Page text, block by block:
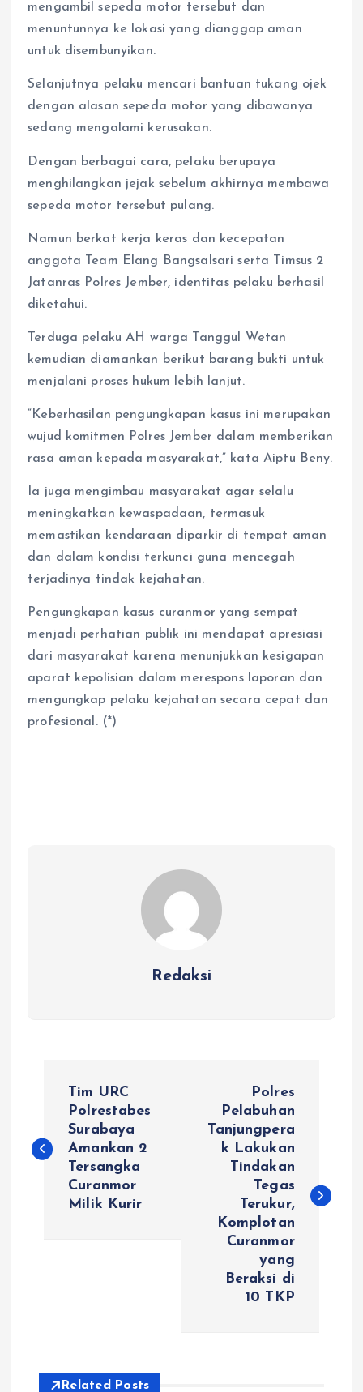
mengambil sepeda motor tersebut dan
menuntunnya ke lokasi yang dianggap aman
untuk disembunyikan.
Selanjutnya pelaku mencari bantuan tukang ojek
dengan alasan sepeda motor yang dibawanya
sedang mengalami kerusakan.
Dengan berbagai cara, pelaku berupaya
menghilangkan jejak sebelum akhirnya membawa
sepeda motor tersebut pulang.
Namun berkat kerja keras dan kecepatan
anggota Team Elang Bangsalsari serta Timsus 2
Jatanras Polres Jember, identitas pelaku berhasil
diketahui.
Terduga pelaku AH warga Tanggul Wetan
kemudian diamankan berikut barang bukti untuk
menjalani proses hukum lebih lanjut.
“Keberhasilan pengungkapan kasus ini merupakan
wujud komitmen Polres Jember dalam memberikan
rasa aman kepada masyarakat,” kata Aiptu Beny.
Ia juga mengimbau masyarakat agar selalu
meningkatkan kewaspadaan, termasuk
memastikan kendaraan diparkir di tempat aman
dan dalam kondisi terkunci guna mencegah
terjadinya tindak kejahatan.
Pengungkapan kasus curanmor yang sempat
menjadi perhatian publik ini mendapat apresiasi
dari masyarakat karena menunjukkan kesigapan
aparat kepolisian dalam merespons laporan dan
mengungkap pelaku kejahatan secara cepat dan
profesional. (*)
Redaksi
v
Tim URC
Polrestabes
Surabaya
Amankan 2
Tersangka
Curanmor
Milik Kurir
Polres
Pelabuhan
Tanjungpera
k Lakukan
Tindakan
Tegas
Terukur,
Komplotan
Curanmor
yang
Beraksi di
10 TKP
Related Posts